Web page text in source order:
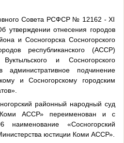
Совета РСФСР № 12162 - XI
утверждении отнесения городов
и Сосногорска Сосногорского
республиканского (АССР)
и Сосногорского
подчинение
и Сосногорскому городским
районный народный суд
Коми АССР» переименован и с
наименование «Сосногорский
юстиции Коми АССР».